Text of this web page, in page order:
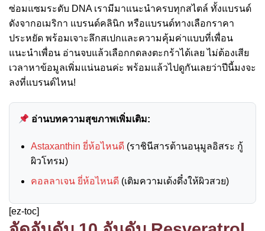
ซ่อมแซมระดับ DNA เรามีมาแนะนำครบทุกสไตล์ ทั้งแบรนด์
ดังจากอเมริกา แบรนด์คลินิก หรือแบรนด์ทางเลือกราคา
ประหยัด พร้อมเจาะลึกสเปกและความคุ้มค่าแบบที่เพื่อน
แนะนำเพื่อน อ่านจบแล้วเลือกกดลงตะกร้าได้เลย ไม่ต้องเสีย
เวลาหาข้อมูลเพิ่มแน่นอนค่ะ พร้อมแล้วไปดูกันเลยว่าปีนี้มงจะ
ลงที่แบรนด์ไหน!
อ่านบทความสุขภาพเพิ่มเติม:
Astaxanthin ยี่ห้อไหนดี(ราชินีสารต้านอนุมูลอิสระ กู้
ผิวโทรม)
คอลลาเจน ยี่ห้อไหนดี(เติมความเด้งดึ๋งให้ผิวสวย)
[ez-toc]